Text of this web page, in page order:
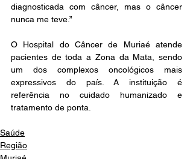
diagnosticada com câncer, mas o câncer
nunca me teve.”
O Hospital do Câncer de Muriaé atende
pacientes de toda a Zona da Mata, sendo
um dos complexos oncológicos mais
expressivos do país. A instituição é
referência no cuidado humanizado e
tratamento de ponta.
Saúde
Região